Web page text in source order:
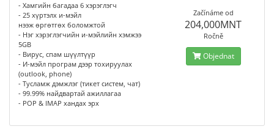
- Хамгийн багадаа 6 хэрэглэгч
- 25 хүртэлх и-мэйл
нээж өргөтгөх боломжтой
- Нэг хэрэглэгчийн и-мэйлийн хэмжээ
5GB
- Вирус, спам шүүлтүүр
- И-мэйл програм дээр тохируулах
(outlook, phone)
- Тусламж дэмжлэг (тикет систем, чат)
- 99.99% найдвартай ажиллагаа
- POP & IMAP хандах эрх
Začínáme od
204,000MNT
Ročně
Objednat